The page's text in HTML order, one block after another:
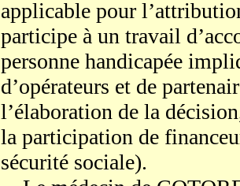
applicable pour
participe à un travail
personne handicapée
d’opérateurs et de
l’élaboration de la
la participation de
sécurité sociale).